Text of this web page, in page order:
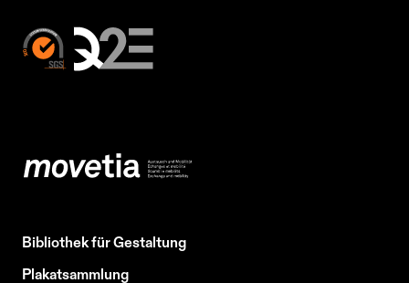
Bibliothek für Gestaltung
Plakatsammlung